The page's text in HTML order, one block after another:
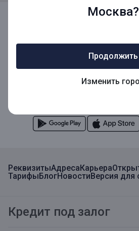
Москва?
Продолжить
Изменить
РеквизитыАдресаКарьера
ТарифыБлогНовостиВерсия для
Кредит под залог